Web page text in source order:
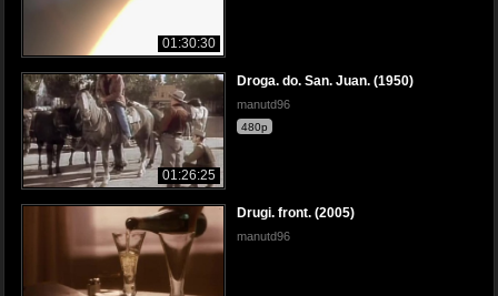
01:30:30
01:26:25
Droga. do. San. Juan. (1950)
manutd96
480p
Drugi. front. (2005)
manutd96